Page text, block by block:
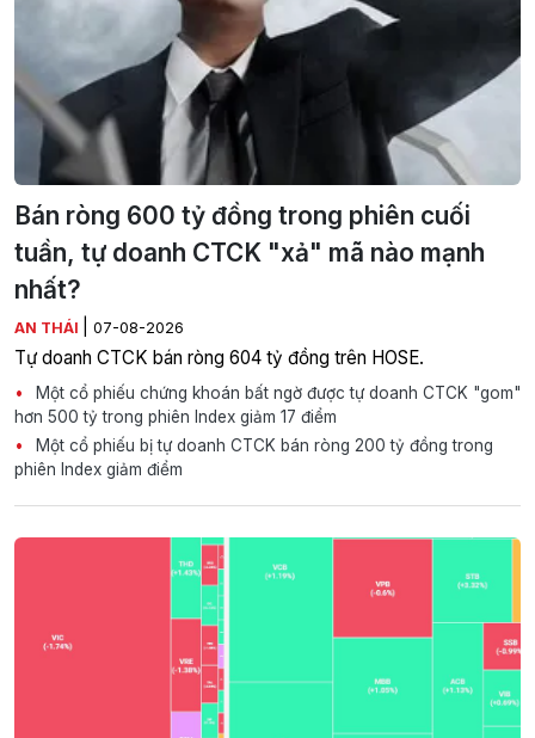
Bán ròng 600 tỷ đồng trong phiên cuối
tuần, tự doanh CTCK "xả" mã nào mạnh
nhất?
AN THÁI 07-08-2026
Tự doanh CTCK bán ròng 604 tỷ đồng trên HOSE.
Một cổ phiếu chứng khoán bất ngờ được tự doanh CTCK "gom"
hơn 500 tỷ trong phiên Index giảm 17 điểm
Một cổ phiếu bị tự doanh CTCK bán ròng 200 tỷ đồng trong
phiên Index giảm điểm